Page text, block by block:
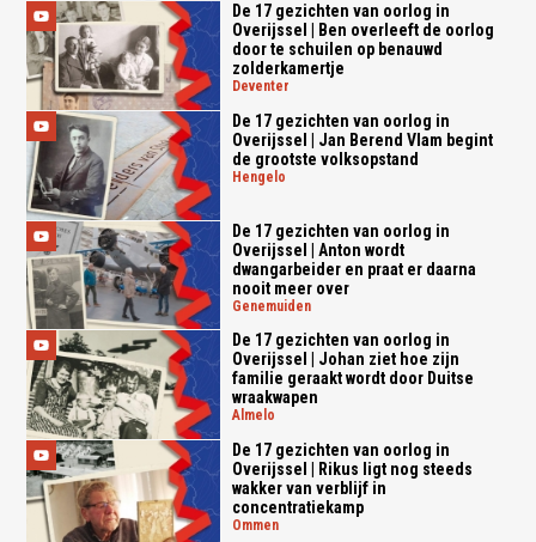
De 17 gezichten van oorlog in
Overijssel | Ben overleeft de oorlog
door te schuilen op benauwd
zolderkamertje
deventer
De 17 gezichten van oorlog in
Overijssel | Jan Berend Vlam begint
de grootste volksopstand
hengelo
De 17 gezichten van oorlog in
Overijssel | Anton wordt
dwangarbeider en praat er daarna
nooit meer over
genemuiden
De 17 gezichten van oorlog in
Overijssel | Johan ziet hoe zijn
familie geraakt wordt door Duitse
wraakwapen
almelo
De 17 gezichten van oorlog in
Overijssel | Rikus ligt nog steeds
wakker van verblijf in
concentratiekamp
ommen